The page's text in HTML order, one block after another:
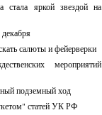
яркой звездой на
салюты и фейерверки
мероприятий
подземный ход
статей УК РФ